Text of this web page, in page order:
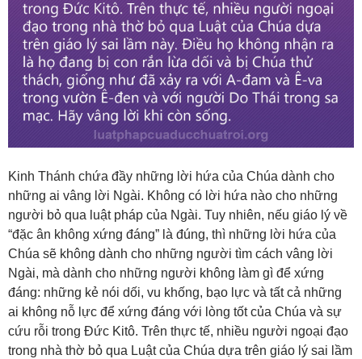
Kinh Thánh chứa đầy những lời hứa của Chúa dành cho
những ai vâng lời Ngài. Không có lời hứa nào cho những
người bỏ qua luật pháp của Ngài. Tuy nhiên, nếu giáo lý về
“đặc ân không xứng đáng” là đúng, thì những lời hứa của
Chúa sẽ không dành cho những người tìm cách vâng lời
Ngài, mà dành cho những người không làm gì để xứng
đáng: những kẻ nói dối, vu khống, bạo lực và tất cả những
ai không nỗ lực để xứng đáng với lòng tốt của Chúa và sự
cứu rỗi trong Đức Kitô. Trên thực tế, nhiều người ngoại đạo
trong nhà thờ bỏ qua Luật của Chúa dựa trên giáo lý sai lầm